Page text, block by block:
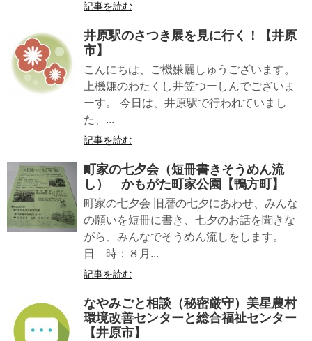
記事を読む
井原駅のさつき展を見に行く！【井原
市】
こんにちは、ご機嫌麗しゅうございます。
上機嫌のわたくし井笠つーしんでございま
ーす。 今日は、井原駅で行われていまし
た、...
記事を読む
町家の七夕会（短冊書きそうめん流
し） かもがた町家公園【鴨方町】
町家の七夕会 旧暦の七夕にあわせ、みんな
の願いを短冊に書き、七夕のお話を聞きな
がら、みんなでそうめん流しをします。
日 時：８月...
記事を読む
なやみごと相談（秘密厳守）美星農村
環境改善センターと総合福祉センター
【井原市】